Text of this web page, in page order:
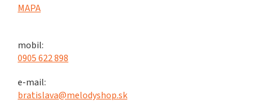
MAPA
mobil:
0905 622 898
e-mail:
bratislava@melodyshop.sk